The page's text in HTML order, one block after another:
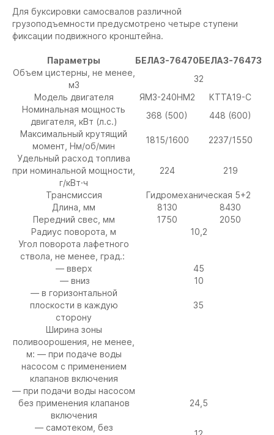
Для буксировки самосвалов различной
грузоподъемности предусмотрено четыре ступени
фиксации подвижного кронштейна.
Параметры БЕЛАЗ-76470БЕЛАЗ-76473
Объем цистерны, не менее,
м3
32
Модель двигателя
ЯМЗ-240НМ2
КТТА19-С
Номинальная мощность
двигателя, кВт (л.с.)
368 (500)
448 (600)
Максимальный крутящий
момент, Нм/об/мин
1815/1600
2237/1550
Удельный расход топлива
при номинальной мощности,
г/кВт·ч
224 219
Трансмиссия
Гидромеханическая 5+2
Длина, мм
8130
8430
Передний свес, мм
1750
2050
Радиус поворота, м
10,2
Угол поворота лафетного
ствола, не менее, град.:
— вверх
45
— вниз
10
— в горизонтальной
плоскости в каждую
сторону
35
Ширина зоны
поливоорошения, не менее,
м: — при подаче воды
насосом с применением
клапанов включения
— при подачи воды насосом
без применения клапанов
включения
24,5
— самотеком, без